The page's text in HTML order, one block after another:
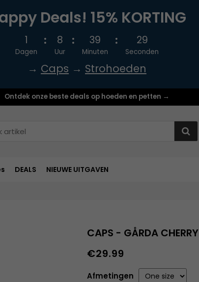
Deals! 15% KORTING
1
Dagen
8
Uur
39
Minuten
28
Seconden
→ Caps → Strohoeden
Ontdek onze beste deals op hoeden en petten →
DEALS NIEUWE UITGAVEN
CAPS - GÅRDA CHERRY
€29.99
Afmetingen